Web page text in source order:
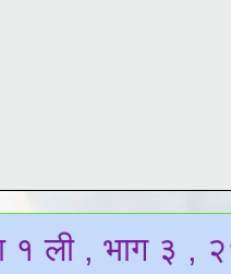
१ ली , भाग ३